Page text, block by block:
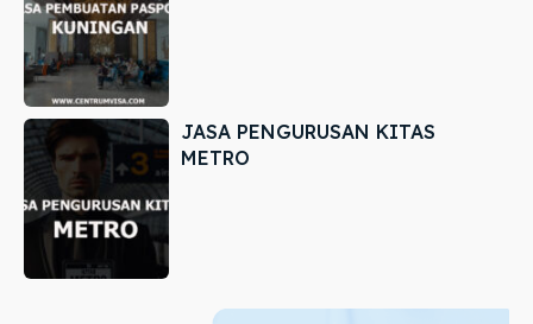
JASA PENGURUSAN KITAS
METRO